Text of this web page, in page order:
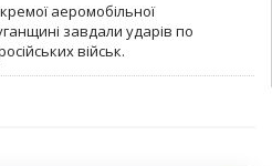
аеромобільної
завдали ударів по
військ.